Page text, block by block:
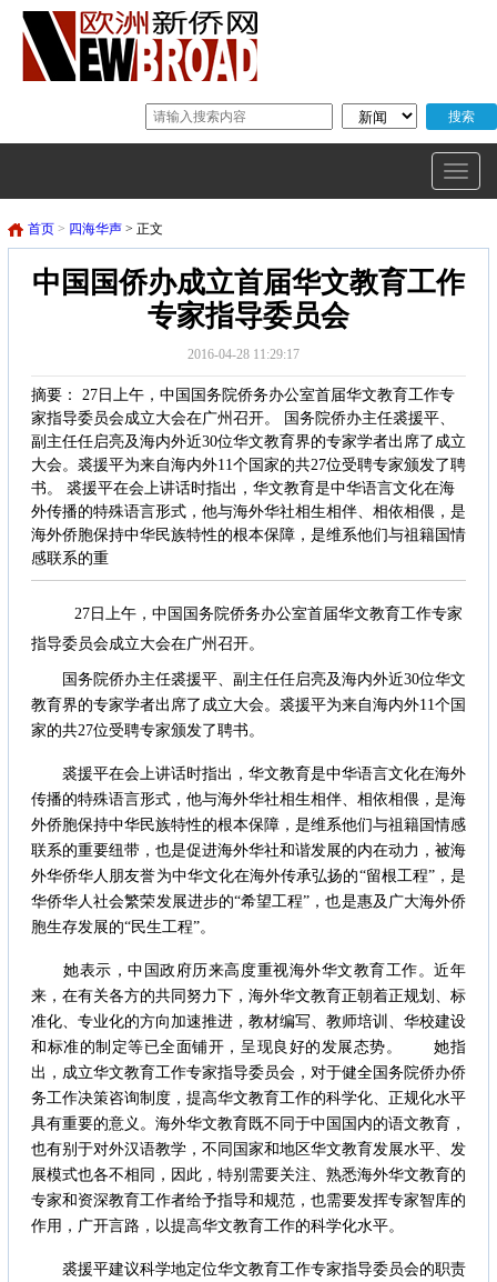
首页 > 四海华声 > 正文
中国国侨办成立首届华文教育工作
专家指导委员会
2016-04-28 11:29:17
摘要： 27日上午，中国国务院侨务办公室首届华文教育工作专
家指导委员会成立大会在广州召开。 国务院侨办主任裘援平、
副主任任启亮及海内外近30位华文教育界的专家学者出席了成立
大会。裘援平为来自海内外11个国家的共27位受聘专家颁发了聘
书。 裘援平在会上讲话时指出，华文教育是中华语言文化在海
外传播的特殊语言形式，他与海外华社相生相伴、相依相偎，是
海外侨胞保持中华民族特性的根本保障，是维系他们与祖籍国情
感联系的重
27日上午，中国国务院侨务办公室首届华文教育工作专家
指导委员会成立大会在广州召开。
国务院侨办主任裘援平、副主任任启亮及海内外近30位华文
教育界的专家学者出席了成立大会。裘援平为来自海内外11个国
家的共27位受聘专家颁发了聘书。
裘援平在会上讲话时指出，华文教育是中华语言文化在海外
传播的特殊语言形式，他与海外华社相生相伴、相依相偎，是海
外侨胞保持中华民族特性的根本保障，是维系他们与祖籍国情感
联系的重要纽带，也是促进海外华社和谐发展的内在动力，被海
外华侨华人朋友誉为中华文化在海外传承弘扬的“留根工程”，是
华侨华人社会繁荣发展进步的“希望工程”，也是惠及广大海外侨
胞生存发展的“民生工程”。
她表示，中国政府历来高度重视海外华文教育工作。近年
来，在有关各方的共同努力下，海外华文教育正朝着正规划、标
准化、专业化的方向加速推进，教材编写、教师培训、华校建设
和标准的制定等已全面铺开，呈现良好的发展态势。 她指
出，成立华文教育工作专家指导委员会，对于健全国务院侨办侨
务工作决策咨询制度，提高华文教育工作的科学化、正规化水平
具有重要的意义。海外华文教育既不同于中国国内的语文教育，
也有别于对外汉语教学，不同国家和地区华文教育发展水平、发
展模式也各不相同，因此，特别需要关注、熟悉海外华文教育的
专家和资深教育工作者给予指导和规范，也需要发挥专家智库的
作用，广开言路，以提高华文教育工作的科学化水平。
裘援平建议科学地定位华文教育工作专家指导委员会的职责